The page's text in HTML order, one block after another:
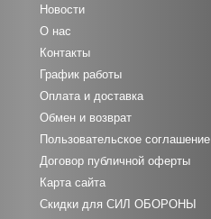
Новости
О нас
Контакты
График работы
Оплата и доставка
Обмен и возврат
Пользовательское соглашение
Договор публичной оферты
Карта сайта
Скидки для СИЛ ОБОРОНЫ